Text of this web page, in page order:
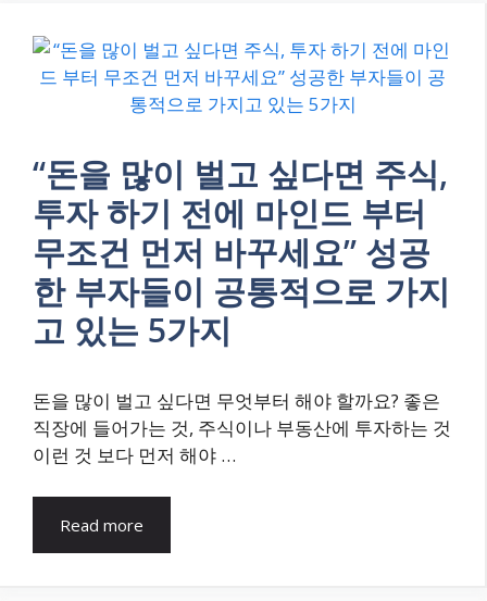
“돈을 많이 벌고 싶다면 주식,
투자 하기 전에 마인드 부터
무조건 먼저 바꾸세요” 성공
한 부자들이 공통적으로 가지
고 있는 5가지
돈을 많이 벌고 싶다면 무엇부터 해야 할까요? 좋은
직장에 들어가는 것, 주식이나 부동산에 투자하는 것
이런 것 보다 먼저 해야 …
Read more